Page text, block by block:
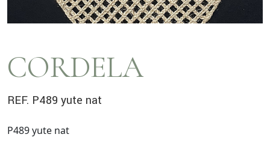
CORDELA
REF. P489 yute nat
P489 yute nat